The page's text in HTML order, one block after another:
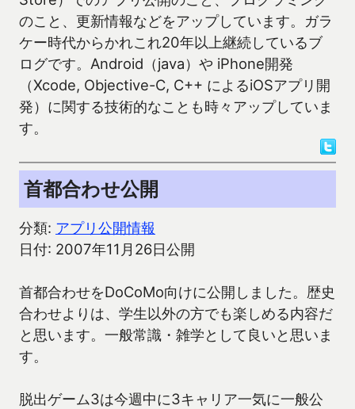
のこと、更新情報などをアップしています。ガラ
ケー時代からかれこれ20年以上継続しているブ
ログです。Android（java）や iPhone開発
（Xcode, Objective-C, C++ によるiOSアプリ開
発）に関する技術的なことも時々アップしていま
す。
首都合わせ公開
分類: アプリ公開情報
日付: 2007年11月26日公開
首都合わせをDoCoMo向けに公開しました。歴史
合わせよりは、学生以外の方でも楽しめる内容だ
と思います。一般常識・雑学として良いと思いま
す。
脱出ゲーム3は今週中に3キャリア一気に一般公